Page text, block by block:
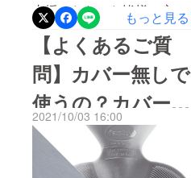
を一番熱くしてお湯を出す
とほぼ50度になり、これを
直接湯たんぽに注ぎ使用す
ることも多いです。が、み
なさんのご家庭では薬缶や
電気ケトルをご使用するか
と思います。その場合はど
うするのが良いのだろ
支援いただいた皆様に心よ
り感謝申し上げます。プロ
ジェクト終了後、来月11月
中には皆様へリターン商品
をお届けできる進行をして
おります。来る湯たんぽ
シーズンをスマートボトル
と共にどうぞお楽しみくだ
もっと見る
【よくあるご質
問】カバー無しで
使うの？カバー無
しでも使えるの？
2021/10/03 16:00